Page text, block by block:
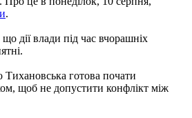
.
дії влади під час вчорашніх
готова почати
щоб не допустити конфлікт між